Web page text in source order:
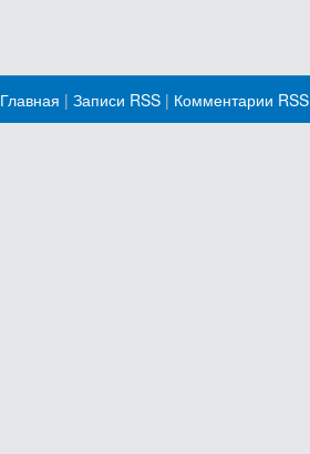
Главная | Записи RSS | Комментарии RSS